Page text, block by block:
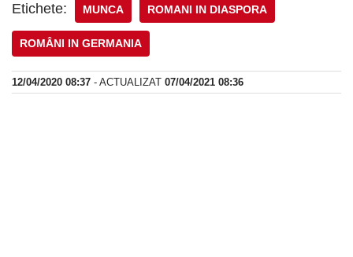
Etichete: MUNCA ROMANI IN DIASPORA
ROMÂNI IN GERMANIA
12/04/2020 08:37 - ACTUALIZAT 07/04/2021 08:36